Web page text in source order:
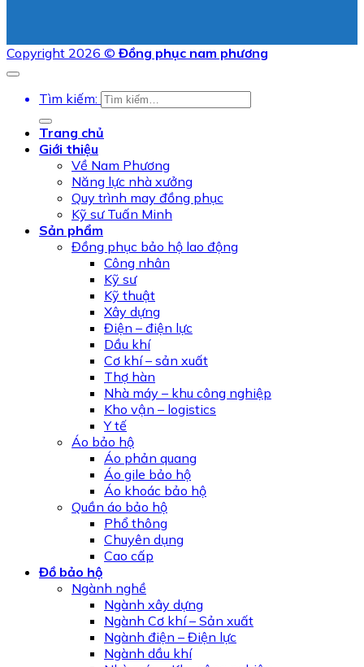
Copyright 2026 ©Đồng phục nam phương
Tìm kiếm:
Trang chủ
Giới thiệu
Về Nam Phương
Năng lực nhà xưởng
Quy trình may đồng phục
Kỹ sư Tuấn Minh
Sản phẩm
Đồng phục bảo hộ lao động
Công nhân
Kỹ sư
Kỹ thuật
Xây dựng
Điện – điện lực
Dầu khí
Cơ khí – sản xuất
Thợ hàn
Nhà máy – khu công nghiệp
Kho vận – logistics
Y tế
Áo bảo hộ
Áo phản quang
Áo gile bảo hộ
Áo khoác bảo hộ
Quần áo bảo hộ
Phổ thông
Chuyên dụng
Cao cấp
Đồ bảo hộ
Ngành nghề
Ngành xây dựng
Ngành Cơ khí – Sản xuất
Ngành điện – Điện lực
Ngành dầu khí